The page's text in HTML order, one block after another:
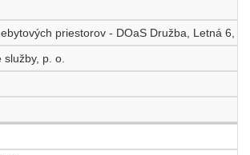
priestorov - DOaS Družba, Letná 6,
p. o.